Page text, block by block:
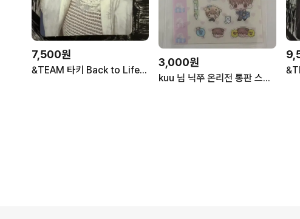
7,500원
&TEAM 타키 Back to Life STUDIO CHOOM GIFT
3,000원
kuu 님 닉쭈 온리전 통판 스티커